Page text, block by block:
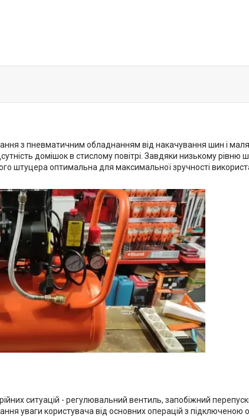
з пневматичним обладнанням від накачування шин і
домішок в стислому повітрі. Завдяки низькому рівню
штуцера оптимальна для максимальної зручності
ситуацій - регулювальний вентиль, запобіжний
уваги користувача від основних операцій з